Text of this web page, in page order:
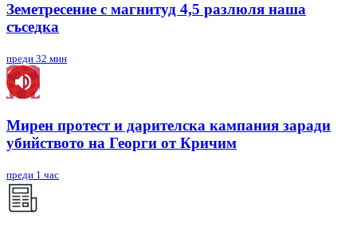
Земетресение с магнитуд 4,5 разлюля наша
съседка
преди 32 мин
Мирен протест и дарителска кампания заради
убийството на Георги от Кричим
преди 1 час